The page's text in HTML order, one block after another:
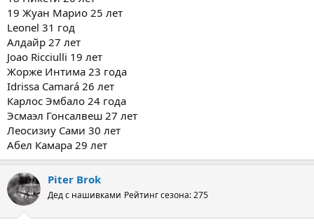
19 Жуан Марио 25 лет
Leonel 31 год
Алдайр 27 лет
Joao Ricciulli 19 лет
Жорже Интима 23 года
Idrissa Camará 26 лет
Карлос Эмбало 24 года
Эсмаэл Гонсалвеш 27 лет
Леосизиу Сами 30 лет
Абел Камара 29 лет
Piter Brok
Дед с нашивками Рейтинг сезона: 275